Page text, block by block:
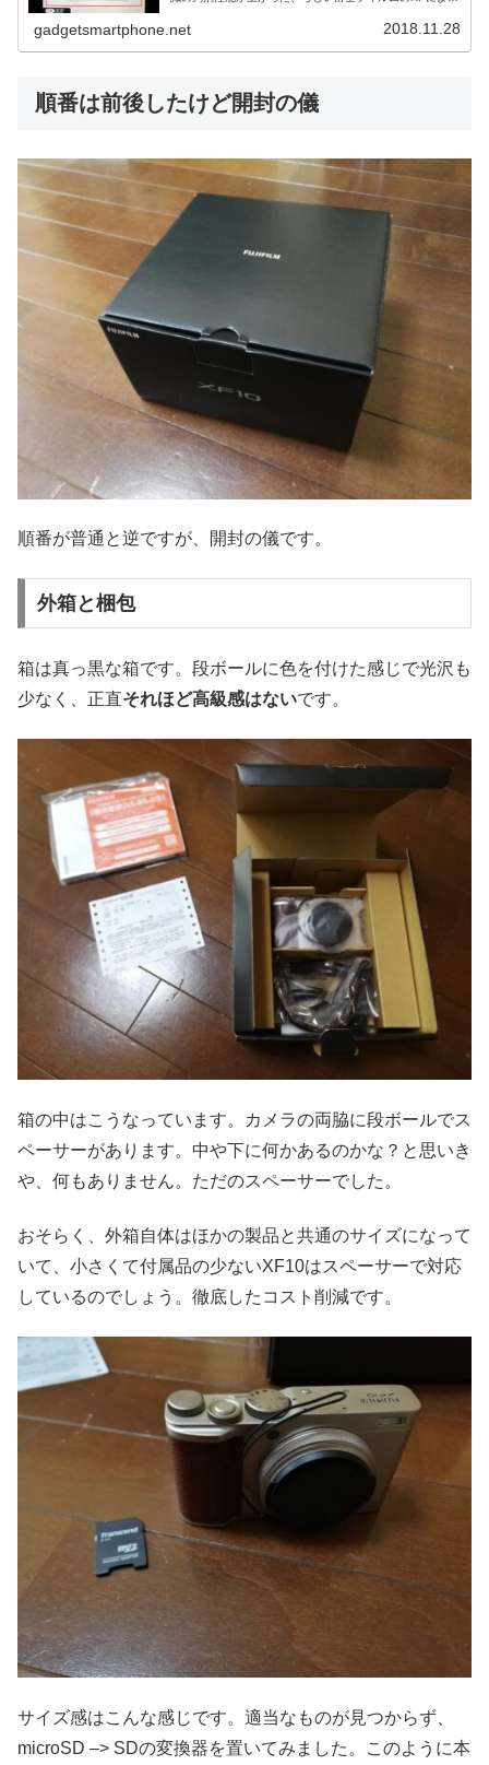
gadgetsmartphone.net 2018.11.28
順番は前後したけど開封の儀
順番が普通と逆ですが、開封の儀です。
外箱と梱包
箱は真っ黒な箱です。段ボールに色を付けた感じで光沢も
少なく、正直それほど高級感はないです。
箱の中はこうなっています。カメラの両脇に段ボールでス
ペーサーがあります。中や下に何かあるのかな？と思いき
や、何もありません。ただのスペーサーでした。
おそらく、外箱自体はほかの製品と共通のサイズになって
いて、小さくて付属品の少ないXF10はスペーサーで対応
しているのでしょう。徹底したコスト削減です。
サイズ感はこんな感じです。適当なものが見つからず、
microSD –> SDの変換器を置いてみました。このように本